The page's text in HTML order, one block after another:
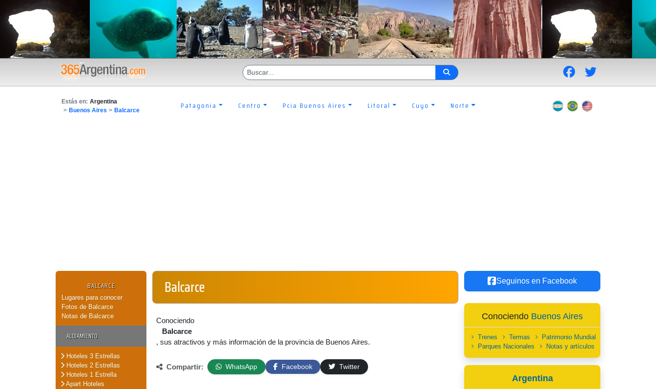
Estás en: Argentina
> Buenos Aires > Balcarce Patagonia Centro Pcia Buenos Aires Litoral Cuyo Norte
BALCARCE
Lugares para conocer
Fotos de Balcarce
Notas de Balcarce
ALOJAMIENTO
Hoteles 3 Estrellas
Hoteles 2 Estrellas
Hoteles 1 Estrella
Apart Hoteles
Balcarce
Conociendo
Balcarce
, sus atractivos y más información de la provincia de Buenos Aires.
Compartir: WhatsApp Facebook Twitter
Seguinos en Facebook
Conociendo Buenos Aires
Trenes Termas
Patrimonio Mundial
Parques Nacionales
Notas y artículos
Argentina